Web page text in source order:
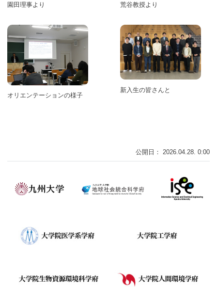
園田理事より 荒谷教授より
オリエンテーションの様子
新入生の皆さんと
公開日： 2026.04.28. 0:00